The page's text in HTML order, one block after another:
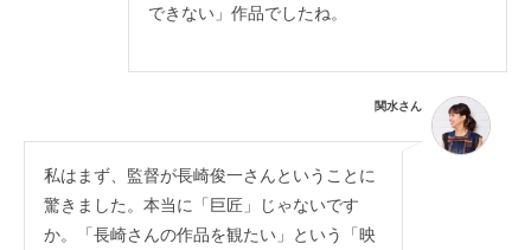
できない」作品でしたね。
関水さん
私はまず、監督が長崎俊一さんということに
驚きました。本当に「巨匠」じゃないです
か。「長崎さんの作品を観たい」という「映